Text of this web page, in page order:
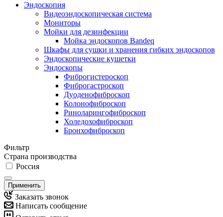
Эндоскопия
Видеоэндоскопическая система
Мониторы
Мойки для дезинфекции
Мойка эндоскопов Bandeq
Шкафы для сушки и хранения гибких эндоскопов
Эндоскопические кушетки
Эндоскопы
Фиброгистероскоп
Фиброгастроскоп
Дуоденофиброскоп
Колонофиброскоп
Риноларингофиброскоп
Холедохофиброскоп
Бронхофиброскоп
Фильтр
Страна производства
Россия
Применить
Заказать звонок
Написать сообщение